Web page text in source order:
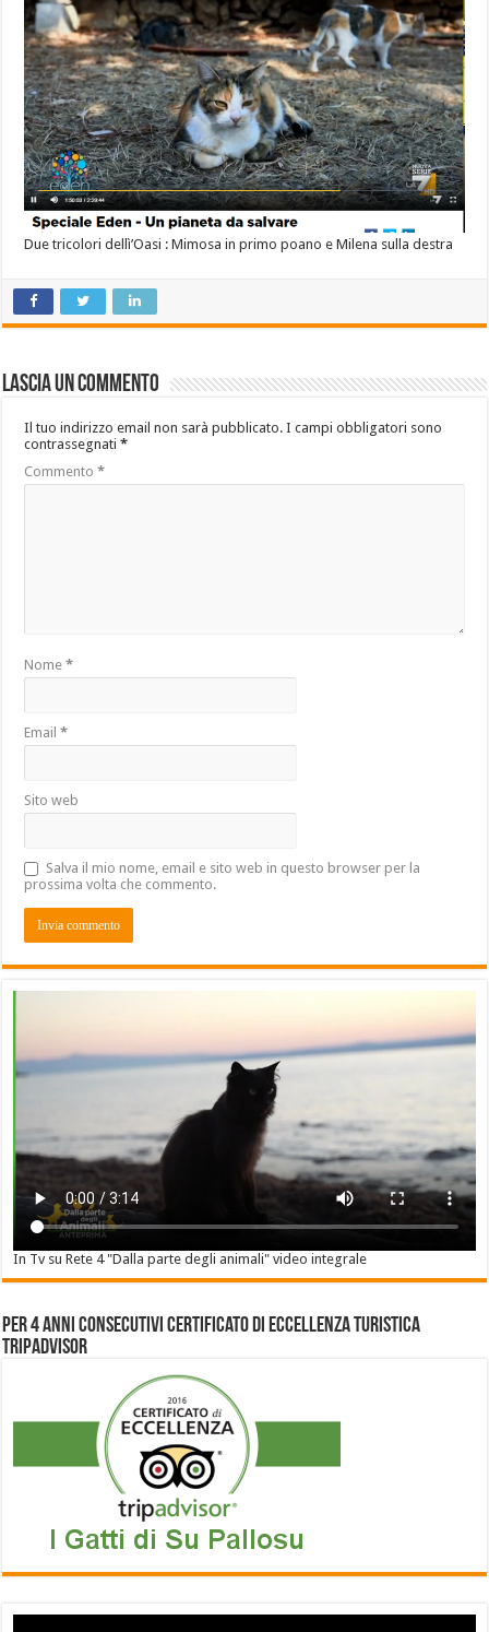
Due tricolori dellì’Oasi : Mimosa in primo poano e Milena sulla destra
Lascia un commento
Il tuo indirizzo email non sarà pubblicato. I campi obbligatori sono
contrassegnati*
Commento*
Nome*
Email*
Sito web
Salva il mio nome, email e sito web in questo browser per la
prossima volta che commento.
In Tv su Rete 4 "Dalla parte degli animali" video integrale
Per 4 anni consecutivi Certificato di Eccellenza Turistica
Tripadvisor